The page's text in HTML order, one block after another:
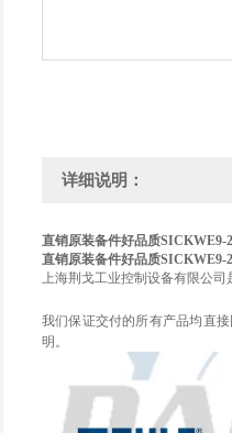
详细说明：
直销原装备件好品质SICKWE9-
直销原装备件好品质SICKWE9-
上海荆戈工业控制设备有限公
我们保证交付的所有产品均直
明。